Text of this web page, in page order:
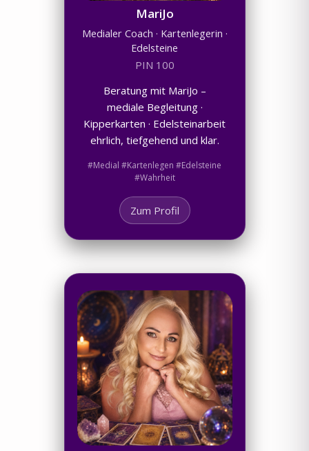
MariJo
Medialer Coach · Kartenlegerin ·
Edelsteine
PIN 100
Beratung mit MariJo –
mediale Begleitung ·
Kipperkarten · Edelsteinarbeit
ehrlich, tiefgehend und klar.
#Medial #Kartenlegen #Edelsteine
#Wahrheit
Zum Profil